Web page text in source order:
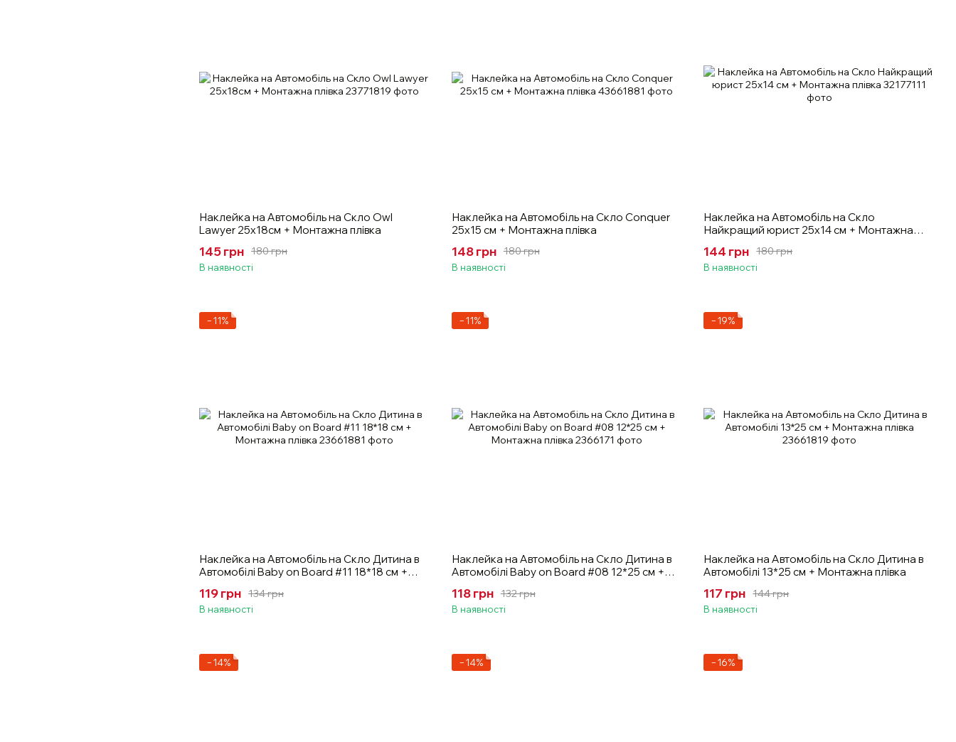
Наклейка на Автомобіль на Скло Owl
Lawyer 25х18см + Монтажна плівка
180 грн
145 грн
В наявності
Наклейка на Автомобіль на Скло Conquer
25х15 см + Монтажна плівка
180 грн
148 грн
В наявності
Наклейка на Автомобіль на Скло
Найкращий юрист 25х14 см + Монтажна
180 грн
144 грн
В наявності
−11%
Наклейка на Автомобіль на Скло Дитина в
Автомобілі Baby on Board #11 18*18 см +
134 грн
119 грн
В наявності
−11%
Наклейка на Автомобіль на Скло Дитина в
Автомобілі Baby on Board #08 12*25 см +
132 грн
118 грн
В наявності
−19%
Наклейка на Автомобіль на Скло Дитина в
Автомобілі 13*25 см + Монтажна плівка
144 грн
117 грн
В наявності
−14% −14% −16%